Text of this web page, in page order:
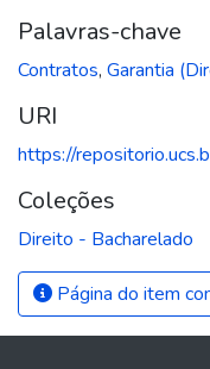
Palavras-chave
Contratos, Garantia
URI
https://
Coleções
Direito - Bacharelado
Página do item